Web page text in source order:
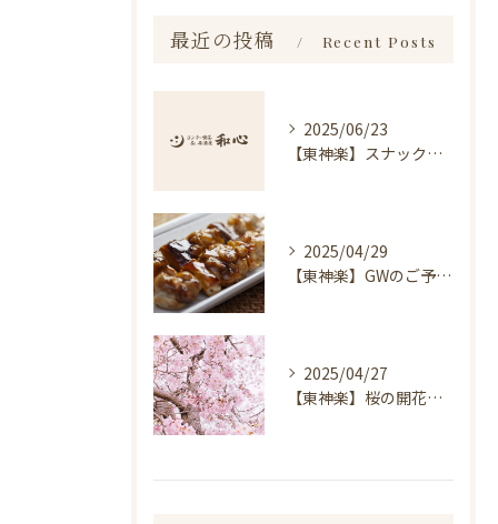
最近の投稿 Recent Posts
2025/06/23
【東神楽】スナック琥珀についてのお知らせ｜ランチ・喫茶＆居酒屋 和心
2025/04/29
【東神楽】GWのご予約受付中！｜ランチ・喫茶＆居酒屋 和心
2025/04/27
【東神楽】桜の開花情報＆お花見スポット｜ランチ・喫茶＆居酒屋 和心